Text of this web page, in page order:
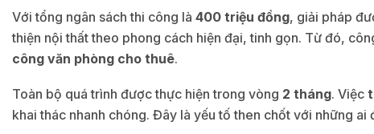
Với tổng ngân sách thi công là 400 triệu đồng, giải pháp
thiện nội thất theo phong cách hiện đại, tinh gọn. Từ đó,
công văn phòng cho thuê.
Toàn bộ quá trình được thực hiện trong vòng 2 tháng. Việc
khai thác nhanh chóng. Đây là yếu tố then chốt với những ai